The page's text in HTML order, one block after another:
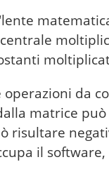
operazioni da
matrice
risultare
il